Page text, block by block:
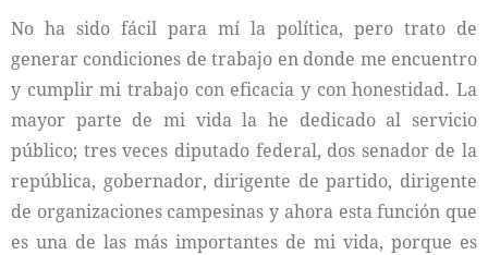
No ha sido fácil para mí la política, pero trato de
generar condiciones de trabajo en donde me encuentro
y cumplir mi trabajo con eficacia y con honestidad. La
mayor parte de mi vida la he dedicado al servicio
público; tres veces diputado federal, dos senador de la
república, gobernador, dirigente de partido, dirigente
de organizaciones campesinas y ahora esta función que
es una de las más importantes de mi vida, porque es